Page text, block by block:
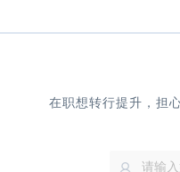
在职想转行提升，担